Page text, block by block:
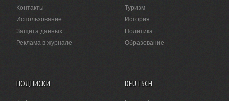
Контакты
Использование
Защита данных
Реклама в журнале
Туризм
История
Политика
Образование
ПОДПИСКИ DEUTSCH